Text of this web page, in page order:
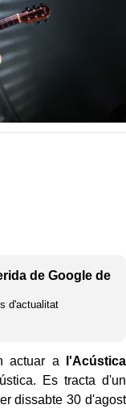
de Google de
d'actualitat
actuar a l'Acústica
Es tracta d'un
dissabte 30 d'agost